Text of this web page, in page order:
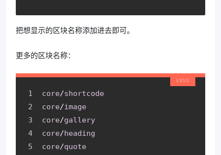
把想显示的区块名称添加进去即可。
更多的区块名称：
core/shortcode
core/image
core/gallery
core/heading
core/quote